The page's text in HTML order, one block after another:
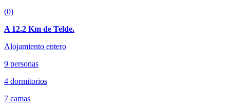
(0)
A 12.2 Km de Telde.
Alojamiento entero
9 personas
4 dormitorios
7 camas